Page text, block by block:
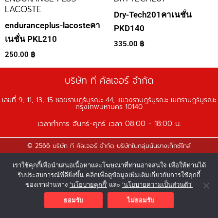
LACOSTE
enduranceplus-lacosteคา
เนชั่น PKL210
250.00 ฿
Dry-Tech201คาเนชั่น
PKD140
335.00 ฿
บริษัท ที คัลเจอร์ จำกัด
เลขที่ 9, 11, 13, 15 ซอยราษฎร์บูรณะ 44, แขวงราษฎร์บูรณะ เขตราษฎร์บูรณะ
กรุงเทพมหานคร 10140
เวลาทำการ จันทร์-ศุกร์ เวลา 08:00 - 18:00 น.
© 2566 บริษัท ที คัลเจอร์ จำกัด บริษัทในกลุ่มนันยางเท็กซ์ไทล์
F
a
c
e
b
Y
o
u
t
L
i
n
e
I
n
s
t
a
T
i
k
t
เราใช้คุกกี้เพื่อนำเสนอเนื้อหาและโฆษณาที่ท่านอาจสนใจ เพื่อให้ท่านได้
รับประสบการณ์ที่ดียิ่งขึ้น คลิกเพื่อดูข้อมูลเพิ่มเติมเกี่ยวกับการใช้คุกกี้
ของเราผ่านทาง ‘นโยบายคุกกี้’ และ ‘นโยบายความเป็นส่วนตัว'
ยอมรับ
ไม่ยอมรับ